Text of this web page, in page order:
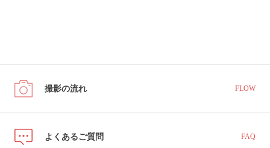
撮影の流れ FLOW
よくあるご質問 FAQ